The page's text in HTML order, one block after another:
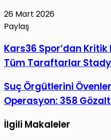
26 Mart 2026
Paylaş
Posta
ile
Kars36
Spor’dan
Maç
Öncesi
Çağrı:
Tüm
Taraftarlar
Kars36 Spor’dan
Tüm Taraftarlar
Suç
Örgütlerini
Övenlere
Yönelik
Suç Örgütlerini
Operasyon: 358
İlgili Makaleler